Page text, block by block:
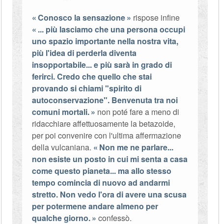
Conosco la sensazione
rispose infine
... più lasciamo che una persona occupi
uno spazio importante nella nostra vita,
più l'idea di perderla diventa
insopportabile... e più sarà in grado di
ferirci. Credo che quello che stai
provando si chiami "spirito di
autoconservazione". Benvenuta tra noi
comuni mortali.
non poté fare a meno di
ridacchiare affettuosamente la betazoide,
per poi convenire con l'ultima affermazione
della vulcaniana.
Non me ne parlare...
non esiste un posto in cui mi senta a casa
come questo pianeta... ma allo stesso
tempo comincia di nuovo ad andarmi
stretto. Non vedo l'ora di avere una scusa
per potermene andare almeno per
qualche giorno.
confessò.